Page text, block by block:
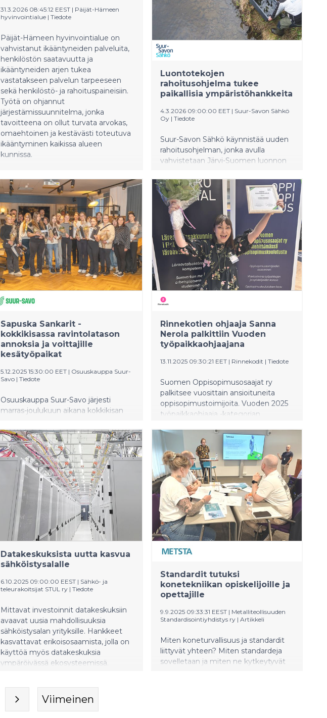
kesätyöpaikoilla.
31.3.2026 08:45:12 EEST | Päijät-Hämeen
hyvinvointialue | Tiedote
Päijät-Hämeen hyvinvointialue on
vahvistanut ikääntyneiden palveluita,
henkilöstön saatavuutta ja
ikääntyneiden arjen tukea
vastatakseen palvelun tarpeeseen
sekä henkilöstö- ja rahoituspaineisiin.
Työtä on ohjannut
järjestämissuunnitelma, jonka
tavoitteena on ollut turvata arvokas,
omaehtoinen ja kestävästi toteutuva
ikääntyminen kaikissa alueen
kunnissa.
Luontotekojen
rahoitusohjelma tukee
paikallisia ympäristöhankkeita
4.3.2026 09:00:00 EET | Suur-Savon Sähkö
Oy | Tiedote
Suur-Savon Sähkö käynnistää uuden
rahoitusohjelman, jonka avulla
vahvistetaan Järvi-Suomen luonnon
ympäristötekoja. Virta -luontotekojen
rahoitusohjelma tarjoaa tukea
monipuolisille luonnon kunnostamis-
ja ennallistamishankkeille.
​​Sapuska Sankarit -
kokkikisassa ravintolatason
annoksia ja voittajille
kesätyöpaikat​
5.12.2025 15:30:00 EET | Osuuskauppa Suur-
Savo | Tiedote
Osuuskauppa Suur-Savo järjesti
marras-joulukuun aikana kokkikisan
valinnaisen kotitalouden oppilaille,
sekä tarjosi heille
ravintolakokemuksen. Sapuska
Sankarit -finaalissa loihdittiin upeita
annoksia ja kokkikisan voittajat
ansaitsivat itselleen kesätyöpaikat
Suur-Savolle.
Rinnekotien ohjaaja Sanna
Nerola palkittiin Vuoden
työpaikkaohjaajana
13.11.2025 09:30:21 EET | Rinnekodit | Tiedote
Suomen Oppisopimusosaajat ry
palkitsee vuosittain ansioituneita
oppisopimustoimijoita. Vuoden 2025
työpaikkaohjaaja -kategorian
työskentelevä Sanna Nerola, joka
erottui osallistujien joukosta taidollaan
kohdata erilaiset ihmiset arvostavasti
ja kunnioittavasti. Nerola edusti
kilpailussa Suomen Diakoniaopistoa ja
Rinnekoteja, jotka osallistuivat
kilpailuun yhdessä. Organisaatiot
kuuluvat Diakonissalaitoksen
konserniin.
Datakeskuksista uutta kasvua
sähköistysalalle
6.10.2025 09:00:00 EEST | Sähkö- ja
teleurakoitsijat STUL ry | Tiedote
Mittavat investoinnit datakeskuksiin
avaavat uusia mahdollisuuksia
sähköistysalan yrityksille. Hankkeet
kasvattavat erikoisosaamista, jolla on
käyttöä myös datakeskuksia
ympäröivässä ekosysteemissä.
Standardit tutuksi
konetekniikan opiskelijoille ja
opettajille
9.9.2025 09:33:31 EEST | Metalliteollisuuden
Standardisointiyhdistys ry | Artikkeli
Miten koneturvallisuus ja standardit
liittyvät yhteen? Miten standardeja
sovelletaan ja miten ne kytkeytyvät
Viimeinen